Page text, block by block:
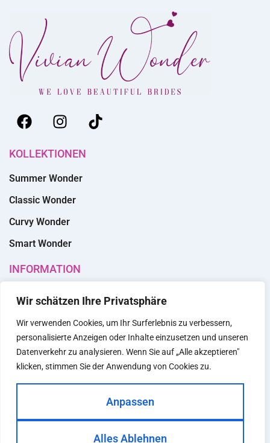
Wir schätzen Ihre Privatsphäre
Wir verwenden Cookies, um Ihr Surferlebnis zu verbessern,
personalisierte Anzeigen oder Inhalte einzusetzen und unseren
Datenverkehr zu analysieren. Wenn Sie auf „Alle akzeptieren"
klicken, stimmen Sie der Anwendung von Cookies zu.
Anpassen
Alles Ablehnen
KOLLEKTIONEN
Summer Wonder
Classic Wonder
Curvy Wonder
Smart Wonder
INFORMATION
Über uns
Kontakt
B2B
B2B Shop Login